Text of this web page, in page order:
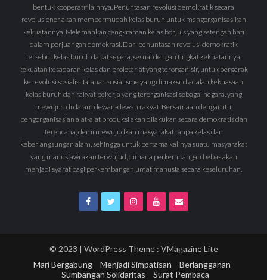
bentuk kooperatif lainnya. Penuntasan revolusi demokratik secara
revolusioner akan mempermudah kelas buruh untuk mengorganisasikan
kekuatannya. Melemahkan cengkraman kelas borjuis yang setengah hati
dalam perjuangan demokrasi. Dari penuntasan revolusi demokratik
tersebut kelas buruh dapat segera, sesuai dengan tingkat kekuatannya,
kekuatan kesadaran kelas dan proletariat yang terorganisir, untuk bergerak
ke revolusi sosialis. Tatanan sosialisme yang dimaksud adalah kekuasaan
kelas buruh dan rakyat pekerja yang terorganisasi sebagai negara, yang
mewujud di dalam dewan-dewan rakyat. Bersamaan dengan itu,
pengorganisasian alat-alat produksi akan dilakukan secara demokratis dan
terencana, demi mewujudkan masyarakat tanpa kelas dan
keberlangsungan alam, sehingga untuk pertama kalinya suatu masyarakat
yang manusiawi akan terwujud, dimana perkembangan bebas akan
menjadi syarat bagi perkembangan umat manusia secara keseluruhan.
© 2023 | WordPress Theme : VMagazine Lite
Mari Bergabung
Menjadi Simpatisan
Berlangganan
Sumbangan Solidaritas
Surat Pembaca